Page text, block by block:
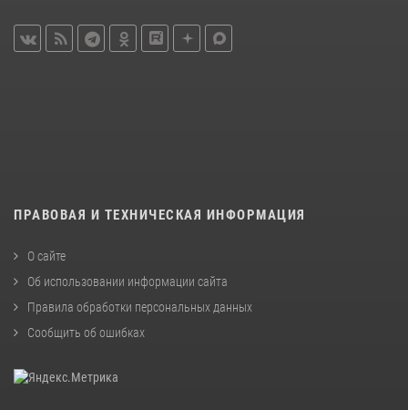
ПРАВОВАЯ И ТЕХНИЧЕСКАЯ ИНФОРМАЦИЯ
О сайте
Об использовании информации сайта
Правила обработки персональных данных
Сообщить об ошибках